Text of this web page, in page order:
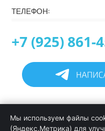
ТЕЛЕФОН:
+7 (925) 861-
Информация
Мы используем файлы
(Яндекс.Метрика) для